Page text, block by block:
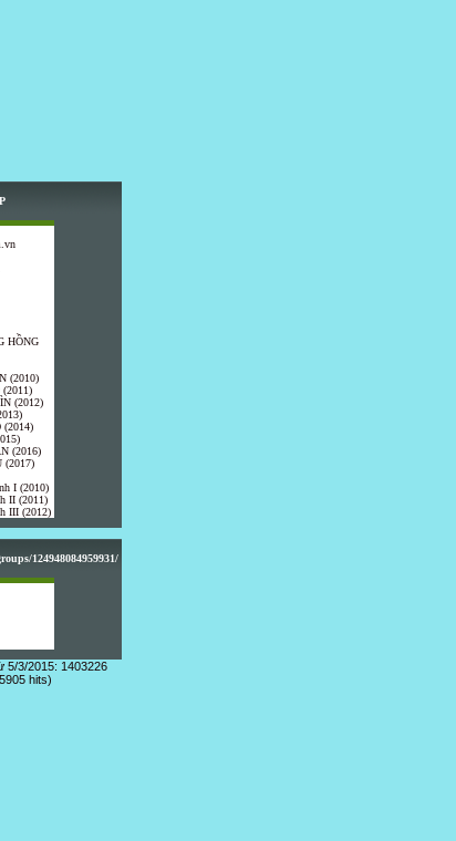
HỒNG
(2010)
(2012)
(2014)
(2016)
(2017)
I (2010)
II (2011)
III (2012)
124948084959931/
5/3/2015: 1403226
hits)